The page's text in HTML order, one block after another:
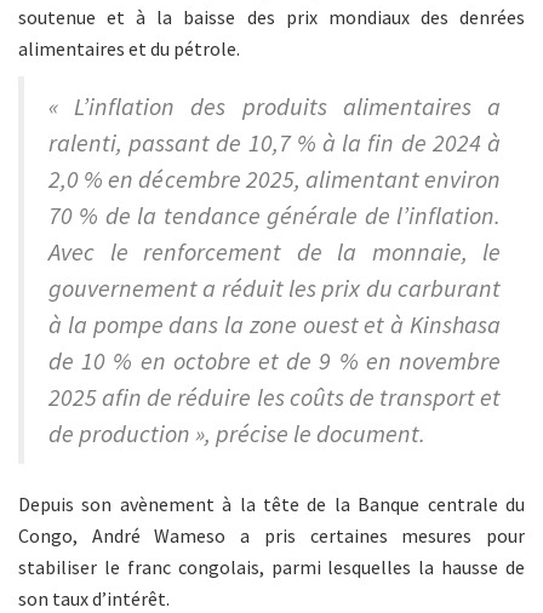
soutenue et à la baisse des prix mondiaux des denrées
alimentaires et du pétrole.
« L’inflation des produits alimentaires a
ralenti, passant de 10,7 % à la fin de 2024 à
2,0 % en décembre 2025, alimentant environ
70 % de la tendance générale de l’inflation.
Avec le renforcement de la monnaie, le
gouvernement a réduit les prix du carburant
à la pompe dans la zone ouest et à Kinshasa
de 10 % en octobre et de 9 % en novembre
2025 afin de réduire les coûts de transport et
de production », précise le document.
Depuis son avènement à la tête de la Banque centrale du
Congo, André Wameso a pris certaines mesures pour
stabiliser le franc congolais, parmi lesquelles la hausse de
son taux d’intérêt.